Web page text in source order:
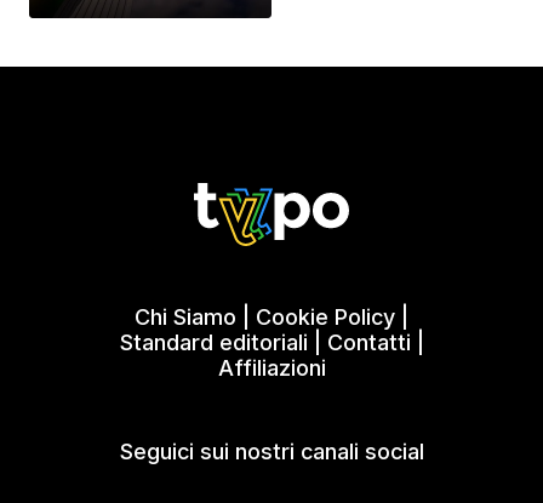
Chi Siamo Cookie Policy
Standard editoriali
Contatti
Affiliazioni
Seguici sui nostri canali social